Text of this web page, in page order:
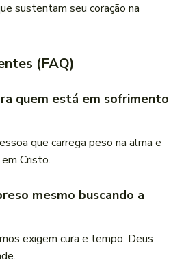
sustentam seu coração na
(FAQ)
quem está em sofrimento
que carrega peso na alma e
Cristo.
mesmo buscando a
exigem cura e tempo. Deus